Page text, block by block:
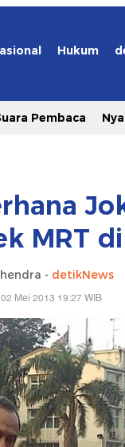
Hukum
Pembaca
MRT
- detikNews
Mei 2013 19:27 WIB